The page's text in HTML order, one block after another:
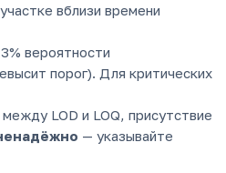
вблизи времени
вероятности
порог). Для критических
LOD и LOQ, присутствие
— указывайте